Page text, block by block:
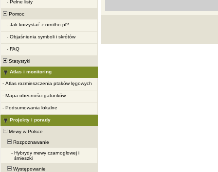
- Pełne listy
Pomoc
- Jak korzystać z ornitho.pl?
- Objaśnienia symboli i skrótów
- FAQ
Statystyki
Atlas i monitoring
- Atlas rozmieszczenia ptaków lęgowych
- Mapa obecności gatunków
- Podsumowania lokalne
Projekty i porady
Mewy w Polsce
Rozpoznawanie
- Hybrydy mewy czarnogłowej i
śmieszki
Występowanie